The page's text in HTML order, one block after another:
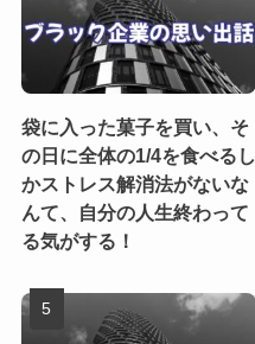
袋に入った菓子を買い、そ
の日に全体の1/4を食べるし
かストレス解消法がないな
んて、自分の人生終わって
る気がする！